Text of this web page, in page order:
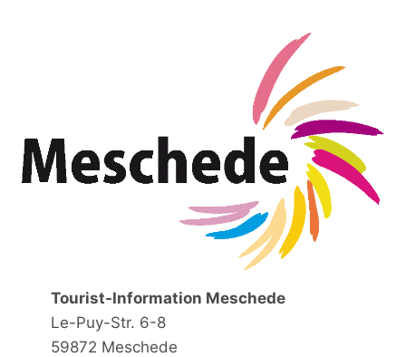
Tourist-Information Meschede
Le-Puy-Str. 6-8
59872 Meschede